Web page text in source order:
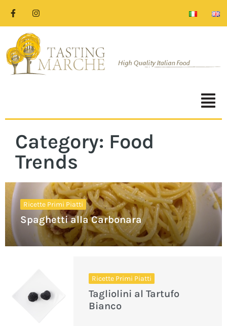
Category: Food
Trends
Ricette Primi Piatti
Spaghetti alla Carbonara
Ricette Primi Piatti
Tagliolini al Tartufo
Bianco